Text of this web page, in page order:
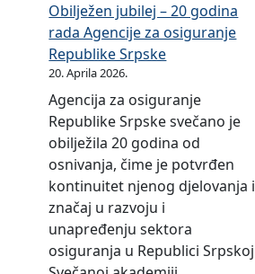
n
e
.
g
o
i
n
e
.
2
0
2
1
.
g
o
d
i
n
e
o
3
0
.
0
6
.
2
0
2
1
.
Obilježen jubilej – 20 godina
rada Agencije za osiguranje
Republike Srpske
20. Aprila 2026.
Agencija za osiguranje
Republike Srpske svečano je
obilježila 20 godina od
osnivanja, čime je potvrđen
kontinuitet njenog djelovanja i
značaj u razvoju i
unapređenju sektora
osiguranja u Republici Srpskoj